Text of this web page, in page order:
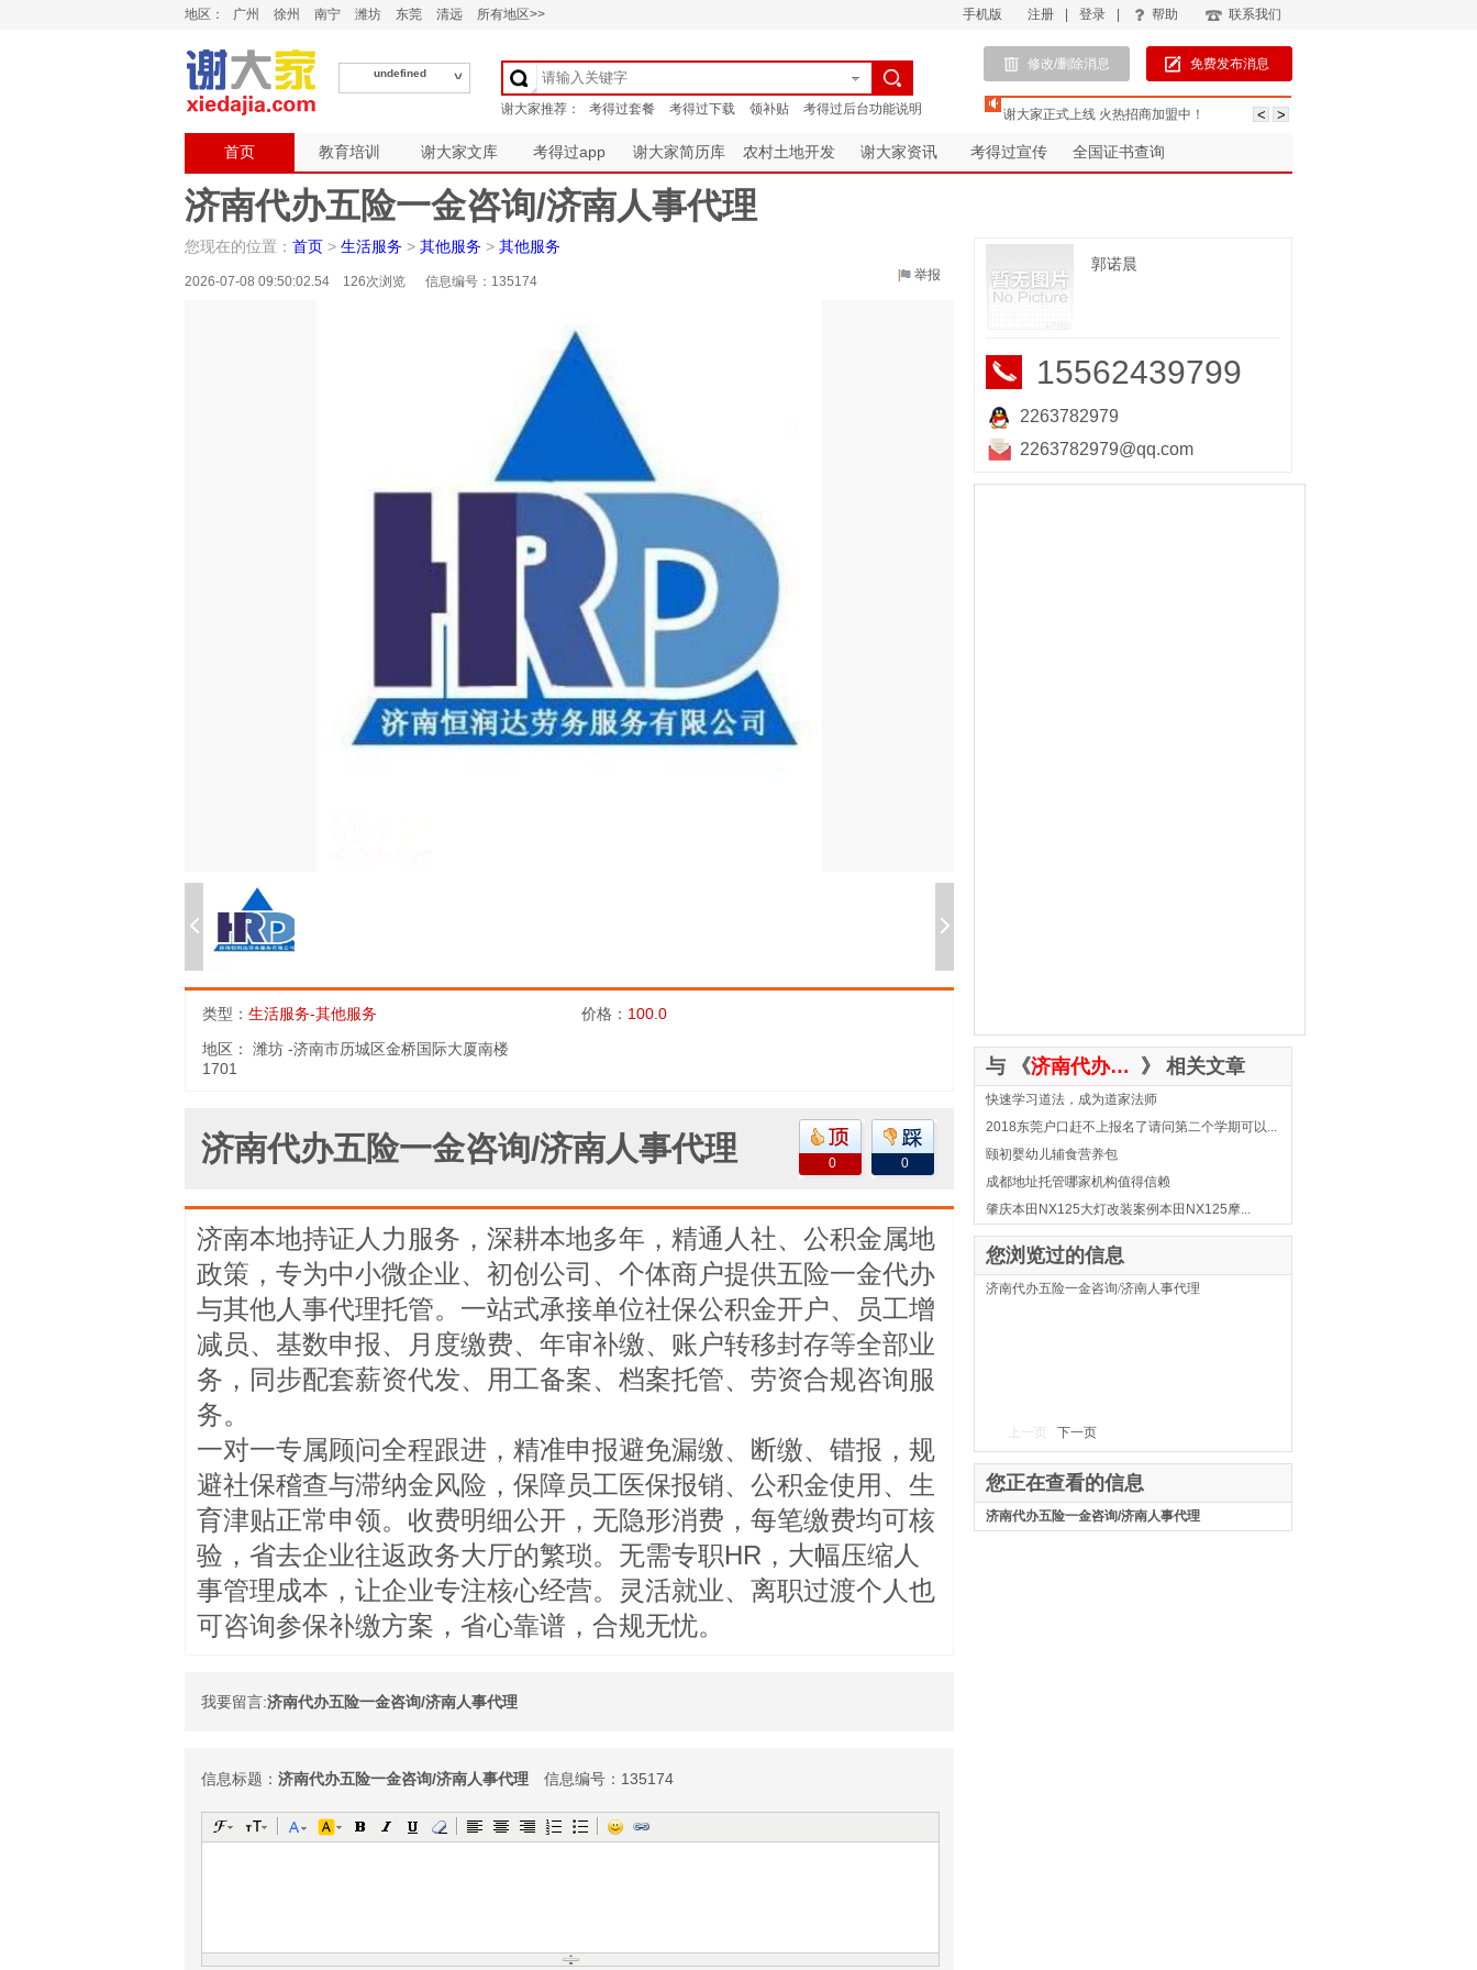
地区： 广州 徐州 南宁 潍坊 东莞 清远 所有地区>> 手机版 注册 登录 帮助 联系我们
undefined
修改/删除消息 免费发布消息
谢大家正式上线 火热招商加盟中！
首页 教育培训 谢大家文库 考得过app 谢大家简历库 农村土地开发 谢大家资讯 考得过宣传 全国证书查询
济南代办五险一金咨询/济南人事代理
您现在的位置： 首页 > 生活服务 > 其他服务 > 其他服务
2026-07-08 09:50:02.54 126次浏览 信息编号： 135174 举报
类型： 生活服务-其他服务 价格： 100.0
地区：
潍坊 -济南市历城区金桥国际大厦南楼
1701
0 0
济南代办五险一金咨询/济南人事代理
济南本地持证人力服务，深耕本地多年，精通人社、公积金属地
政策，专为中小微企业、初创公司、个体商户提供五险一金代办
与其他人事代理托管。一站式承接单位社保公积金开户、员工增
减员、基数申报、月度缴费、年审补缴、账户转移封存等全部业
务，同步配套薪资代发、用工备案、档案托管、劳资合规咨询服
务。
一对一专属顾问全程跟进，精准申报避免漏缴、断缴、错报，规
避社保稽查与滞纳金风险，保障员工医保报销、公积金使用、生
育津贴正常申领。收费明细公开，无隐形消费，每笔缴费均可核
验，省去企业往返政务大厅的繁琐。无需专职HR，大幅压缩人
事管理成本，让企业专注核心经营。灵活就业、离职过渡个人也
可咨询参保补缴方案，省心靠谱，合规无忧。
我要留言:济南代办五险一金咨询/济南人事代理
信息标题： 济南代办五险一金咨询/济南人事代理 信息编号：135174
郭诺晨
15562439799
2263782979
2263782979@qq.com
与 《 济南代办五险一金咨询/济南人事代理 》 相关文章
快速学习道法，成为道家法师
2018东莞户口赶不上报名了请问第二个学期可以...
颐初婴幼儿辅食营养包
成都地址托管哪家机构值得信赖
肇庆本田NX125大灯改装案例本田NX125摩...
您浏览过的信息
您正在查看的信息
济南代办五险一金咨询/济南人事代理